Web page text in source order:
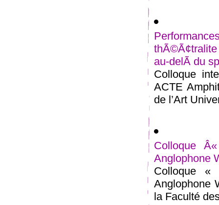
au-delÃ du
Colloque
ACTE
de l’Art
Colloque
Anglophone
Colloque «
Anglophone
la Faculté